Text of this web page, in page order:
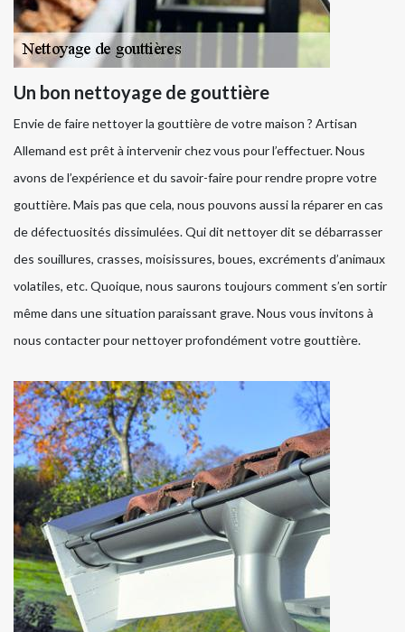
Un bon nettoyage de gouttière
Envie de faire nettoyer la gouttière de votre maison ? Artisan
Allemand est prêt à intervenir chez vous pour l’effectuer. Nous
avons de l’expérience et du savoir-faire pour rendre propre votre
gouttière. Mais pas que cela, nous pouvons aussi la réparer en cas
de défectuosités dissimulées. Qui dit nettoyer dit se débarrasser
des souillures, crasses, moisissures, boues, excréments d’animaux
volatiles, etc. Quoique, nous saurons toujours comment s’en sortir
même dans une situation paraissant grave. Nous vous invitons à
nous contacter pour nettoyer profondément votre gouttière.